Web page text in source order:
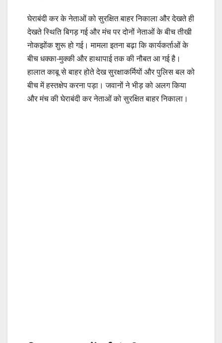
घेराबंदी कर के नेताओं को सुरक्षित बाहर निकाला और देखते ही
देखते स्थिति बिगड़ गई और मंच पर दोनों नेताओं के बीच तीखी
नोकझोंक शुरू हो गई। मामला इतना बढ़ा कि कार्यकर्ताओं के
बीच धक्का-मुक्की और हाथापाई तक की नौबत आ गई है।
हालात काबू से बाहर होते देख सुरक्षाकर्मियों और पुलिस बल को
बीच में हस्तक्षेप करना पड़ा। जवानों ने भीड़ को अलग किया
और मंच की घेराबंदी कर नेताओं को सुरक्षित बाहर निकाला।